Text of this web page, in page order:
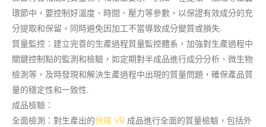
環節中，要控制好溫度、時間、壓力等參數，以保證有效成分的充
分提取和保留，同時避免因加工不當導致成分變質或損失.
質量監控：建立完善的生產過程質量監控體系，加強對生產過程中
關鍵控制點的監測和檢驗，如定期對半成品進行成分分析、微生物
檢測等，及時發現和解決生產過程中出現的質量問題，確保產品質
量的穩定性和一致性.
成品檢驗：
全面檢測：對生產出的保羅 V8 成品進行全面的質量檢驗，包括外